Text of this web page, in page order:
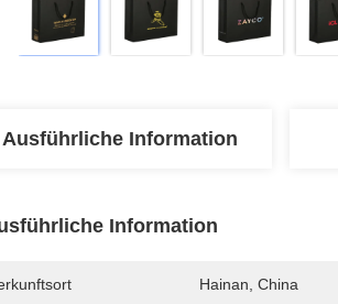
Ausführliche Information
Information
Hainan, China